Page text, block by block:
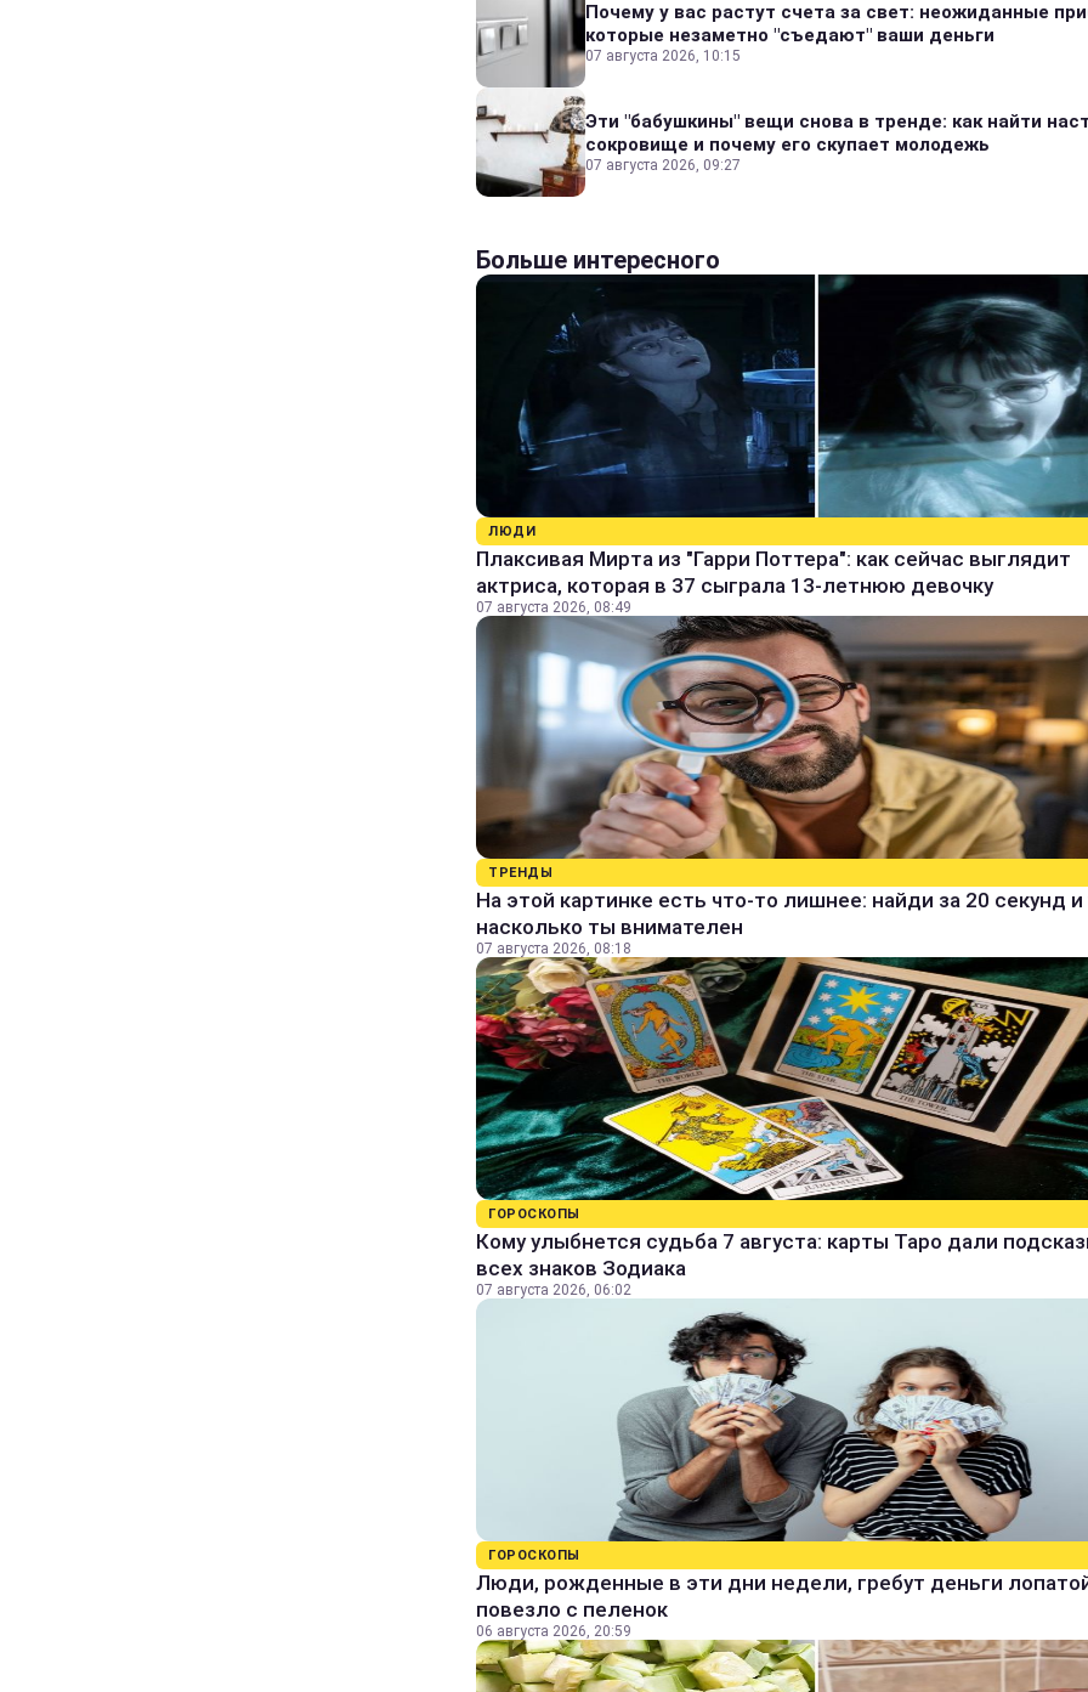
Почему у вас растут счета за свет: неожиданные
которые незаметно "съедают" ваши деньги
07 августа 2026, 10:15
Эти "бабушкины" вещи снова в тренде: как найти
сокровище и почему его скупает молодежь
07 августа 2026, 09:27
Больше интересного
ЛЮДИ
Плаксивая Мирта из "Гарри Поттера": как сейчас выглядит
актриса, которая в 37 сыграла 13-летнюю девочку
07 августа 2026, 08:49
ТРЕНДЫ
На этой картинке есть что-то лишнее: найди за 20 секунд и
насколько ты внимателен
07 августа 2026, 08:18
ГОРОСКОПЫ
Кому улыбнется судьба 7 августа: карты Таро дали
всех знаков Зодиака
07 августа 2026, 06:02
ГОРОСКОПЫ
Люди, рожденные в эти дни недели, гребут деньги
повезло с пеленок
06 августа 2026, 20:59